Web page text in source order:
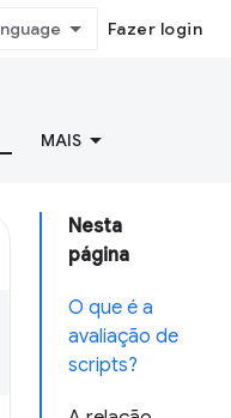
Fazer login
MAIS
Nesta
página
O que é a
avaliação de
scripts?